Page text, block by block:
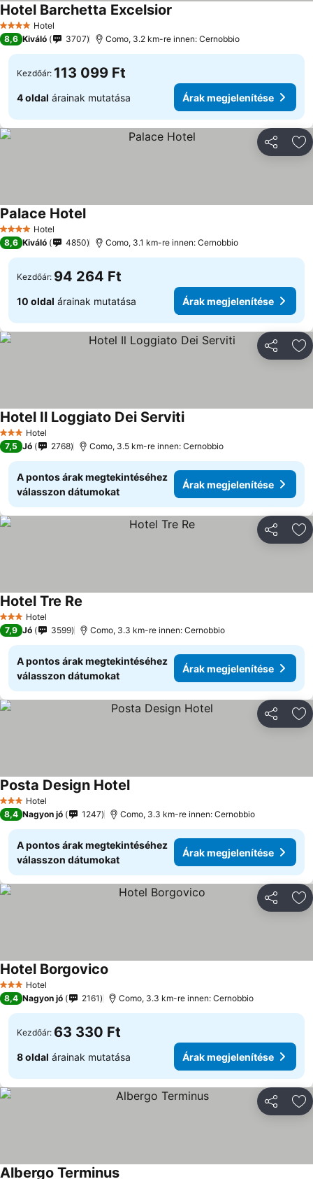
4 KategóriaHotel
Hotel Barchetta Excelsior
8,6 Kiváló 3707 Como, 3.2 km-re innen: Cernobbio
Kezdőár: 113 099 Ft
4 oldal árainak mutatása Árak megjelenítése
4 KategóriaHotel
Palace Hotel
8,6 Kiváló 4850 Como, 3.1 km-re innen: Cernobbio
Kezdőár: 94 264 Ft
10 oldal árainak mutatása Árak megjelenítése
3 Kategória
Hotel
Hotel Il Loggiato Dei Serviti
7,5 Jó 2768 Como, 3.5 km-re innen: Cernobbio
A pontos árak megtekintéséhez
válasszon dátumokat
Árak megjelenítése
3 Kategória
Hotel
Hotel Tre Re
7,9 Jó 3599 Como, 3.3 km-re innen: Cernobbio
A pontos árak megtekintéséhez
válasszon dátumokat
Árak megjelenítése
3 Kategória
Hotel
Posta Design Hotel
8,4 Nagyon jó 1247 Como, 3.3 km-re innen: Cernobbio
A pontos árak megtekintéséhez
válasszon dátumokat
Árak megjelenítése
3 Kategória
Hotel
Hotel Borgovico
8,4 Nagyon jó 2161 Como, 3.3 km-re innen: Cernobbio
Kezdőár: 63 330 Ft
8 oldal árainak mutatása Árak megjelenítése
Albergo Terminus